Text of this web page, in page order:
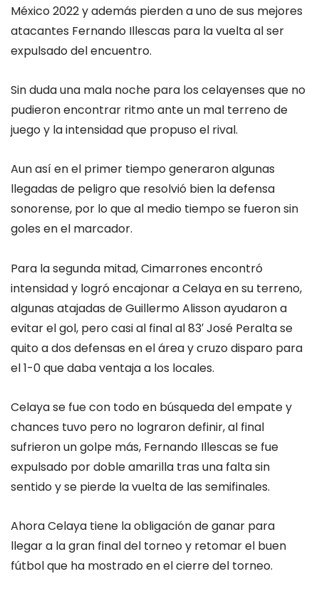
México 2022 y además pierden a uno de sus mejores
atacantes Fernando Illescas para la vuelta al ser
expulsado del encuentro.
Sin duda una mala noche para los celayenses que no
pudieron encontrar ritmo ante un mal terreno de
juego y la intensidad que propuso el rival.
Aun así en el primer tiempo generaron algunas
llegadas de peligro que resolvió bien la defensa
sonorense, por lo que al medio tiempo se fueron sin
goles en el marcador.
Para la segunda mitad, Cimarrones encontró
intensidad y logró encajonar a Celaya en su terreno,
algunas atajadas de Guillermo Alisson ayudaron a
evitar el gol, pero casi al final al 83′ José Peralta se
quito a dos defensas en el área y cruzo disparo para
el 1-0 que daba ventaja a los locales.
Celaya se fue con todo en búsqueda del empate y
chances tuvo pero no lograron definir, al final
sufrieron un golpe más, Fernando Illescas se fue
expulsado por doble amarilla tras una falta sin
sentido y se pierde la vuelta de las semifinales.
Ahora Celaya tiene la obligación de ganar para
llegar a la gran final del torneo y retomar el buen
fútbol que ha mostrado en el cierre del torneo.